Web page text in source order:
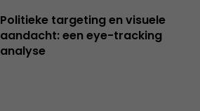
Politieke targeting en visuele
aandacht: een eye-tracking
analyse